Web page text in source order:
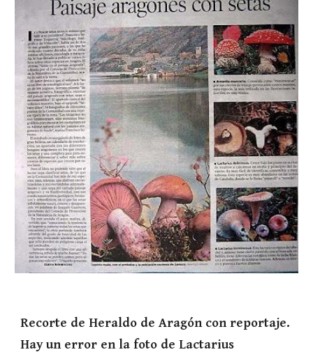
Recorte de Heraldo de Aragón con reportaje.
Hay un error en la foto de Lactarius